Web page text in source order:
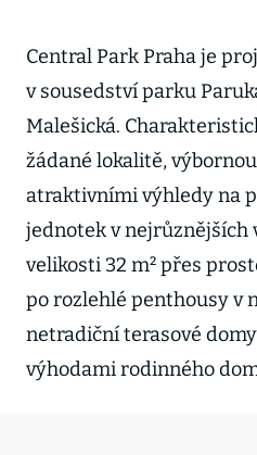
Central Park Praha je
v sousedství parku
Malešická.
žádané lokalitě,
atraktivními výhledy na
jednotek v nejrůznějších
velikosti 32 m² přes
po rozlehlé penthousy v
netradiční terasové
výhodami rodinného